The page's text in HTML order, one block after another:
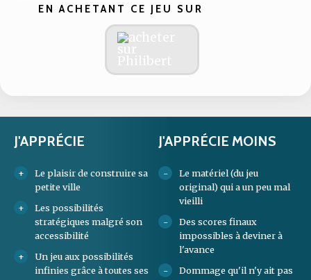
EN ACHETANT CE JEU SUR
J'APPRÉCIE
Le plaisir de construire sa
petite ville
Les possibilités
stratégiques malgré son
accessibilité
Un jeu aux possibilités
infinies grâce à toutes ses
J'APPRÉCIE MOINS
Le matériel (du jeu
original) qui a un peu mal
vieilli
Des scores finaux
impossibles à deviner à
l'avance
Dommage qu'il n'y ait pas